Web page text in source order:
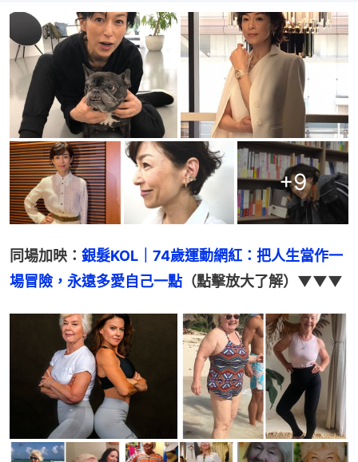
+9
同場加映： 銀髮KOL｜74歲運動網紅：把人生當作一
場冒險，永遠多愛自己一點 （點擊放大了解）▼▼▼